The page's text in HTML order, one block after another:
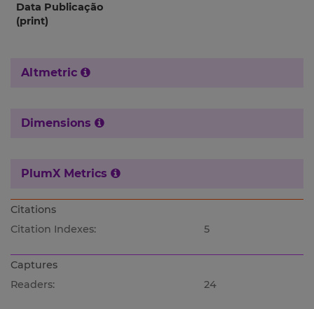
Data Publicação
(print)
Altmetric
Dimensions
PlumX Metrics
Citations
Citation Indexes:
5
Captures
Readers:
24